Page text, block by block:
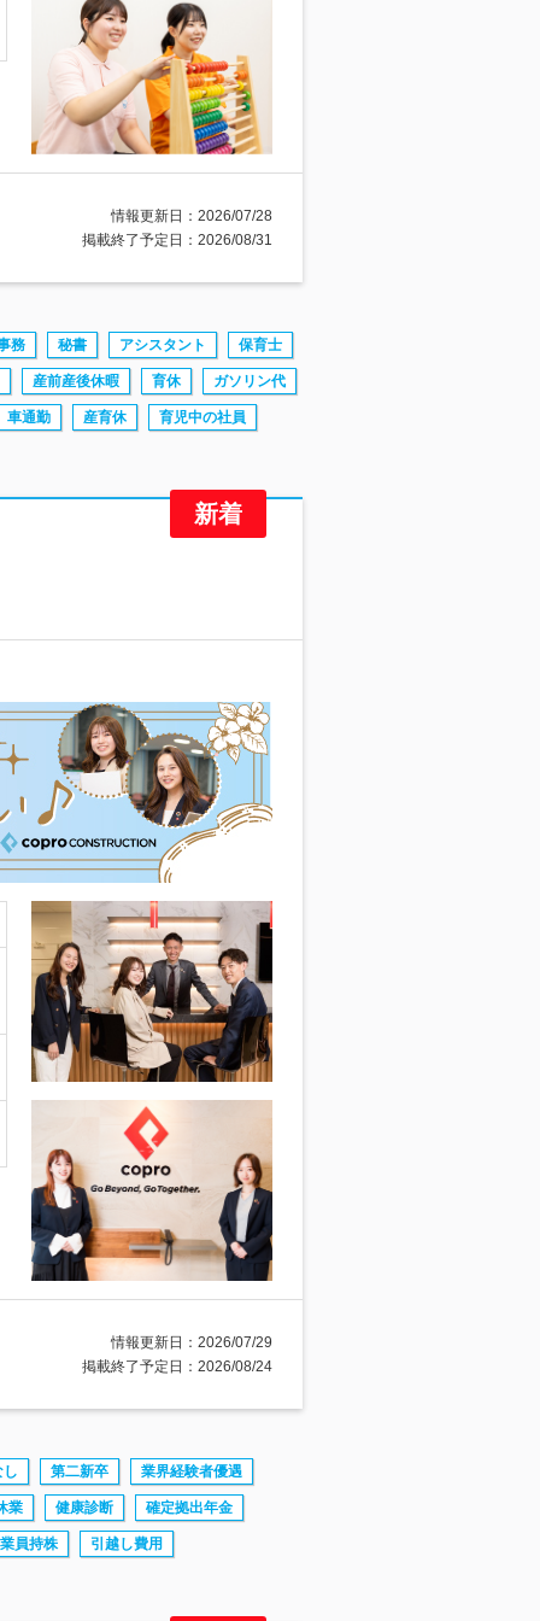
情報更新日：2026/07/28
掲載終了予定日：2026/08/31
務 秘書 アシスタント 保育士
産前産後休暇 育休 ガソリン代
車通勤 産育休 育児中の社員
情報更新日：2026/07/29
掲載終了予定日：2026/08/24
し 第二新卒 業界経験者優遇
業 健康診断 確定拠出年金
員持株 引越し費用